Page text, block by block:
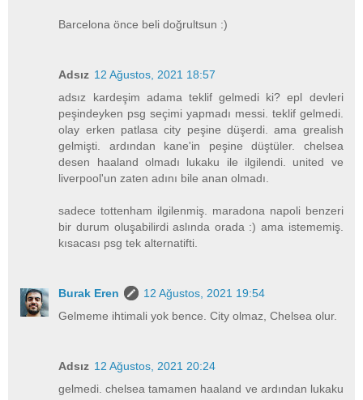
Barcelona önce beli doğrultsun :)
Adsız 12 Ağustos, 2021 18:57
adsız kardeşim adama teklif gelmedi ki? epl devleri
peşindeyken psg seçimi yapmadı messi. teklif gelmedi.
olay erken patlasa city peşine düşerdi. ama grealish
gelmişti. ardından kane'in peşine düştüler. chelsea
desen haaland olmadı lukaku ile ilgilendi. united ve
liverpool'un zaten adını bile anan olmadı.
sadece tottenham ilgilenmiş. maradona napoli benzeri
bir durum oluşabilirdi aslında orada :) ama istememiş.
kısacası psg tek alternatifti.
Burak Eren
12 Ağustos, 2021 19:54
Gelmeme ihtimali yok bence. City olmaz, Chelsea olur.
Adsız 12 Ağustos, 2021 20:24
gelmedi. chelsea tamamen haaland ve ardından lukaku